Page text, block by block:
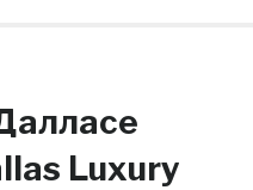
Luxury